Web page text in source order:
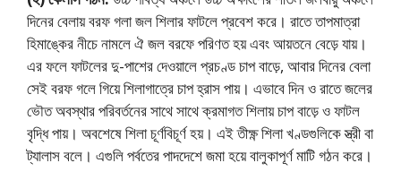
দিনের বেলায় বরফ গলা জল শিলার ফাটলে প্রবেশ করে। রাতে তাপমাত্রা
হিমাঙ্কের নীচে নামলে ঐ জল বরফে পরিণত হয় এবং আয়তনে বেড়ে যায়।
এর ফলে ফাটলের দু-পাশের দেওয়ালে প্রচণ্ড চাপ বাড়ে, আবার দিনের বেলা
সেই বরফ গলে গিয়ে শিলাগাত্রে চাপ হ্রাস পায়। এভাবে দিন ও রাতে জলের
ভৌত অবস্থার পরিবর্তনের সাথে সাথে ক্রমাগত শিলায় চাপ বাড়ে ও ফাটল
বৃদ্ধি পায়। অবশেষে শিলা চূর্ণবিচূর্ণ হয়। এই তীক্ষ্ণ শিলা খণ্ডগুলিকে স্ত্রী বা
ট্যালাস বলে। এগুলি পর্বতের পাদদেশে জমা হয়ে বালুকাপূর্ণ মাটি গঠন করে।